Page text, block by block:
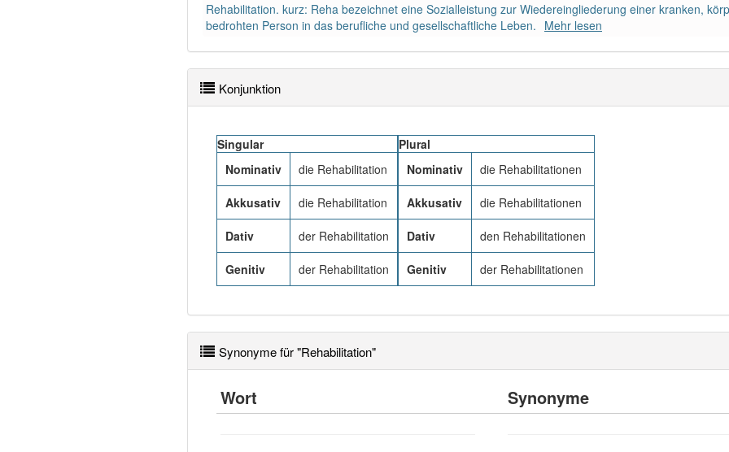
93% unserer Spielapp-Nutzer haben den Artikel korrekt erraten.
Rehabilitation. kurz: Reha bezeichnet eine Sozialleistung zur Wiedereingliederung einer kranken,
bedrohten Person in das berufliche und gesellschaftliche Leben. Mehr lesen
Konjunktion
Singular
Nominativ
die Rehabilitation
Akkusativ die Rehabilitation
Dativ der Rehabilitation
Genitiv der Rehabilitation
Plural
Nominativ
die Rehabilitationen
Akkusativ die Rehabilitationen
Dativ den Rehabilitationen
Genitiv der Rehabilitationen
Synonyme für "Rehabilitation"
Wort Synonyme